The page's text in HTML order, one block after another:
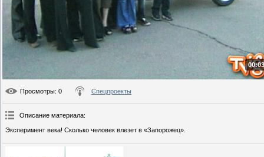
Просмотры: 0 Спецпроекты
Описание материала:
Эксперимент века! Сколько человек влезет в «Запорожец».